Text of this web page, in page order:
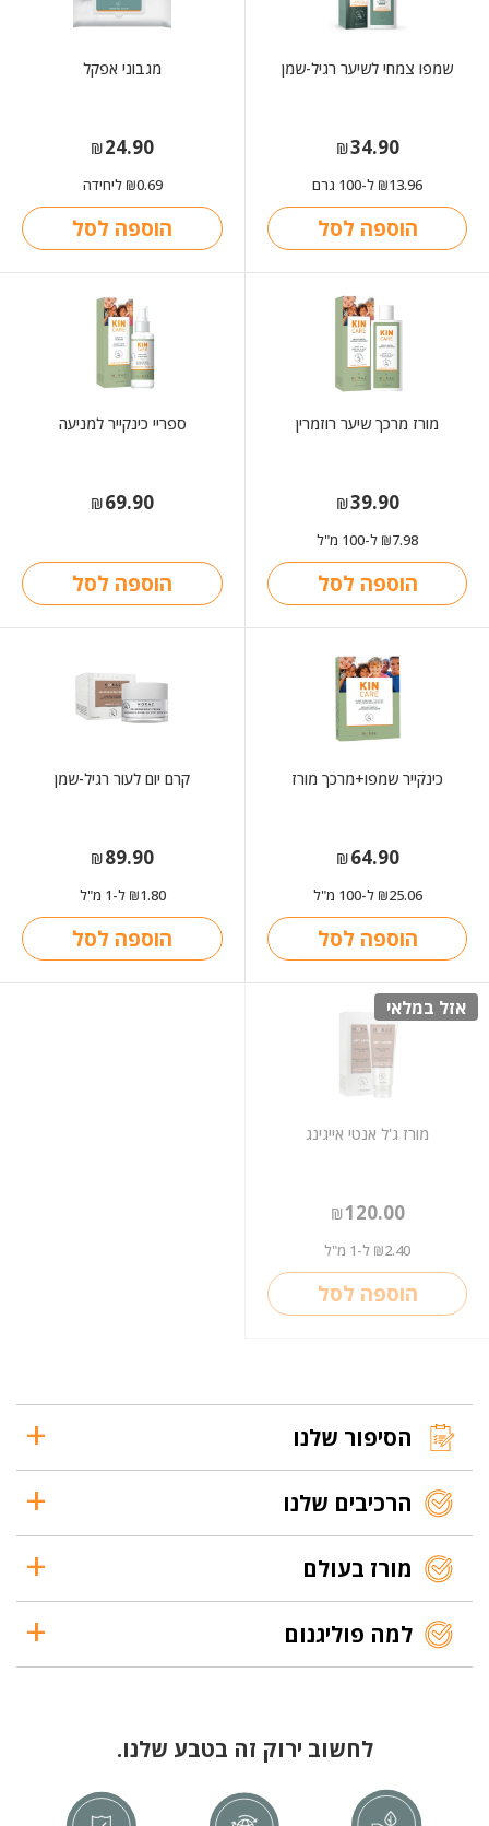
שמפו צמחי לשיער רגיל-שמן
₪34.90
₪13.96 ל-100 גרם
הוספה לסל
מגבוני אפקל
₪24.90
₪0.69 ליחידה
הוספה לסל
מורז מרכך שיער רוזמרין
₪39.90
₪7.98 ל-100 מ"ל
הוספה לסל
ספריי כינקייר למניעה
₪69.90
הוספה לסל
כינקייר שמפו+מרכך מורז
₪64.90
₪25.06 ל-100 מ"ל
הוספה לסל
קרם יום לעור רגיל-שמן
₪89.90
₪1.80 ל-1 מ"ל
הוספה לסל
אזל במלאי
מורז ג'ל אנטי אייגינג
₪120.00
₪2.40 ל-1 מ"ל
הוספה לסל
הסיפור שלנו
הרכיבים שלנו
מורז בעולם
למה פוליגנום
לחשוב ירוק זה בטבע שלנו.